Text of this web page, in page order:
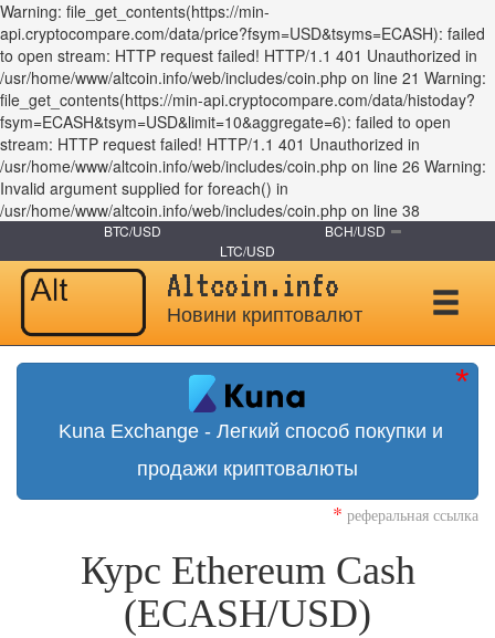
Warning: file_get_contents(https://min-
api.cryptocompare.com/data/price?fsym=USD&tsyms=ECASH): failed
to open stream: HTTP request failed! HTTP/1.1 401 Unauthorized in
/usr/home/www/altcoin.info/web/includes/coin.php on line 21 Warning:
file_get_contents(https://min-api.cryptocompare.com/data/histoday?
fsym=ECASH&tsym=USD&limit=10&aggregate=6): failed to open
stream: HTTP request failed! HTTP/1.1 401 Unauthorized in
/usr/home/www/altcoin.info/web/includes/coin.php on line 26 Warning:
Invalid argument supplied for foreach() in
/usr/home/www/altcoin.info/web/includes/coin.php on line 38
BTC/USD
BCH/USD
LTC/USD
Altcoin.info
Новини криптовалют
Kuna Exchange - Легкий способ покупки и
продажи криптовалюты
* реферальная ссылка
Курс Ethereum Cash
(ECASH/USD)